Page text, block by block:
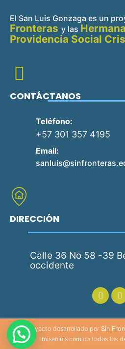
El San Luis Gonzaga es un
Fronteras y las
Providencia Social
CONTÁCTANOS
Teléfono:
+57 301 357 4195
Email:
DIRECCIÓN
Calle 36 No 58 -39
occidente
Proyecto desarrollado por Sin
misanluis.com.co todos los